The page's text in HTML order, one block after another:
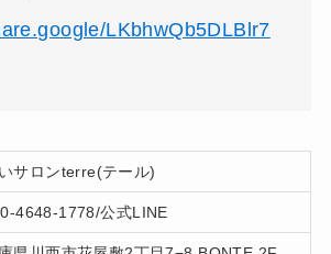
LKbhwQb5DLBlr7
サロンterre(テール)
4648-1778/公式LINE